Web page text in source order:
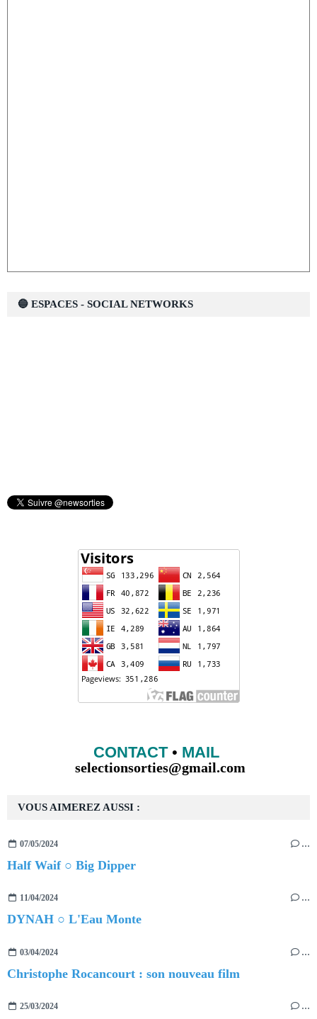
VOUS AIMEREZ AUSSI :
07/05/2024 …
Half Waif ○ Big Dipper
11/04/2024 …
DYNAH ○ L'Eau Monte
03/04/2024 …
Christophe Rocancourt : son nouveau film
25/03/2024 …
🔵 ESPACES - SOCIAL NETWORKS
CONTACT• MAIL
selectionsorties@gmail.com